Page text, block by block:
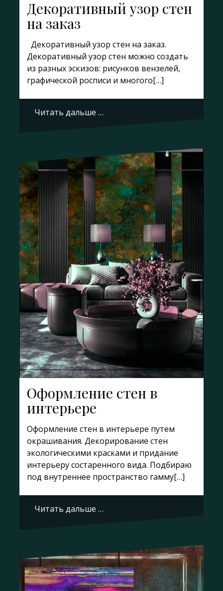
Декоративный узор стен
на заказ
Декоративный узор стен на заказ.
Декоративный узор стен можно создать
из разных эскизов: рисунков вензелей,
графической росписи и многого[…]
Читать дальше …
Оформление стен в
интерьере
Оформление стен в интерьере путем
окрашивания. Декорирование стен
экологическими красками и придание
интерьеру состаренного вида. Подбираю
под внутреннее пространство гамму[…]
Читать дальше …